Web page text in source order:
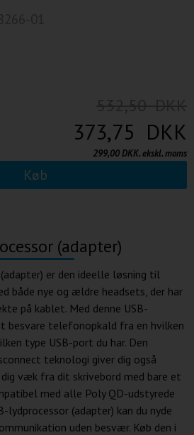
373,75 DKK
299,00 DKK. ekskl. moms
Køb
(adapter)
er den ideelle løsning til
både nye og ældre headsets, der har
på kablet. Med denne USB-
besvare telefonopkald fra en hvilken
type USB-port du har. Den
teknologi giver dig også
væk fra dit skrivebord med bare et
med alle Poly QD-udstyrede
lydprocessor (adapter) kan du nyde
uden besvær. Køb den i